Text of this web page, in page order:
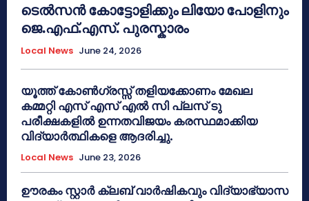
ടെൽസൻ കോട്ടോളിക്കും ലിയോ പോളിനും
ജെ.എഫ്.എസ്. പുരസ്കാരം
Local News June 24, 2026
യൂത്ത് കോൺഗ്രസ്സ് തളിയക്കോണം മേഖല
കമ്മറ്റി എസ് എസ് എൽ സി പ്ലസ് ടു
പരീക്ഷകളിൽ ഉന്നതവിജയം കരസ്ഥമാക്കിയ
വിദ്യാർത്ഥികളെ ആദരിച്ചു.
Local News June 23, 2026
ഊരകം സ്റ്റാർ ക്ലബ് വാർഷികവും വിദ്യാഭ്യാസ